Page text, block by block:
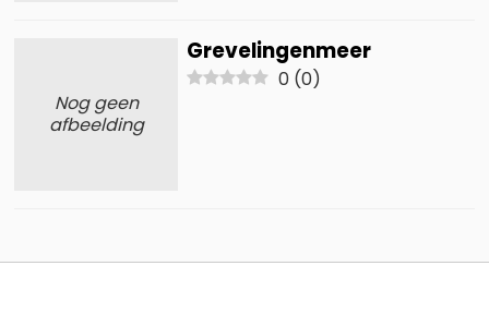
Nog geen
afbeelding
Grevelingenmeer
0 (0)